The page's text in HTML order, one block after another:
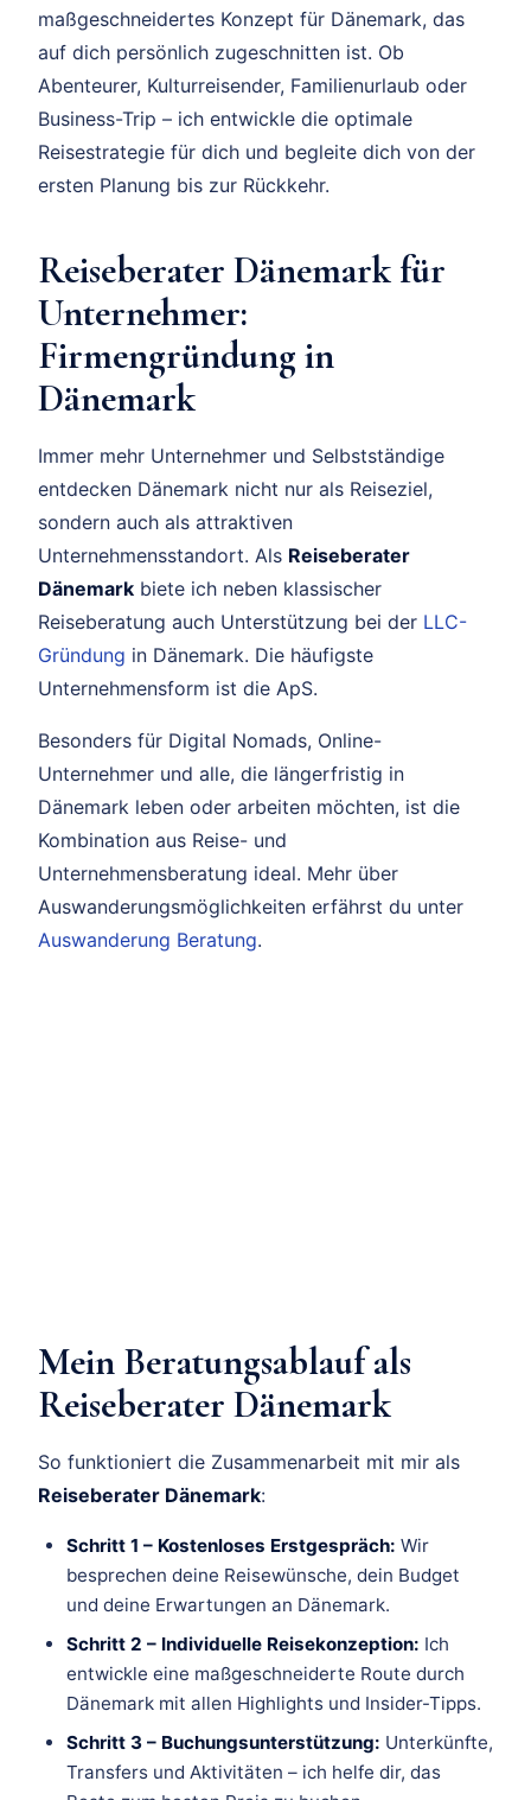
maßgeschneidertes Konzept für Dänemark, das
auf dich persönlich zugeschnitten ist. Ob
Abenteurer, Kulturreisender, Familienurlaub oder
Business-Trip – ich entwickle die optimale
Reisestrategie für dich und begleite dich von der
ersten Planung bis zur Rückkehr.
Reiseberater Dänemark für
Unternehmer:
Firmengründung in
Dänemark
Immer mehr Unternehmer und Selbstständige
entdecken Dänemark nicht nur als Reiseziel,
sondern auch als attraktiven
Unternehmensstandort. Als Reiseberater
Dänemark biete ich neben klassischer
Reiseberatung auch Unterstützung bei der LLC-
Gründung in Dänemark. Die häufigste
Unternehmensform ist die ApS.
Besonders für Digital Nomads, Online-
Unternehmer und alle, die längerfristig in
Dänemark leben oder arbeiten möchten, ist die
Kombination aus Reise- und
Unternehmensberatung ideal. Mehr über
Auswanderungsmöglichkeiten erfährst du unter
Auswanderung Beratung.
Mein Beratungsablauf als
Reiseberater Dänemark
So funktioniert die Zusammenarbeit mit mir als
Reiseberater Dänemark:
Schritt 1 – Kostenloses Erstgespräch: Wir
besprechen deine Reisewünsche, dein Budget
und deine Erwartungen an Dänemark.
Schritt 2 – Individuelle Reisekonzeption: Ich
entwickle eine maßgeschneiderte Route durch
Dänemark mit allen Highlights und Insider-Tipps.
Schritt 3 – Buchungsunterstützung: Unterkünfte,
Transfers und Aktivitäten – ich helfe dir, das